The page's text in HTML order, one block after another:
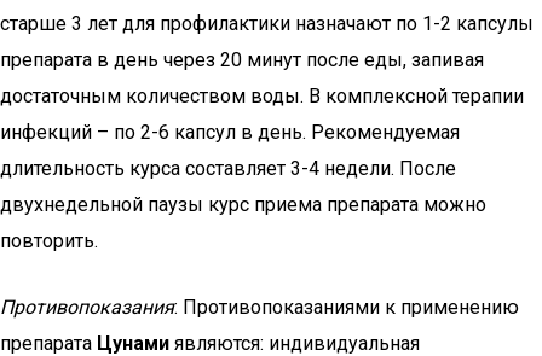
старше 3 лет для профилактики назначают по 1-2 капсулы
препарата в день через 20 минут после еды, запивая
достаточным количеством воды. В комплексной терапии
инфекций – по 2-6 капсул в день. Рекомендуемая
длительность курса составляет 3-4 недели. После
двухнедельной паузы курс приема препарата можно
повторить.
Противопоказания: Противопоказаниями к применению
препарата Цунами являются: индивидуальная